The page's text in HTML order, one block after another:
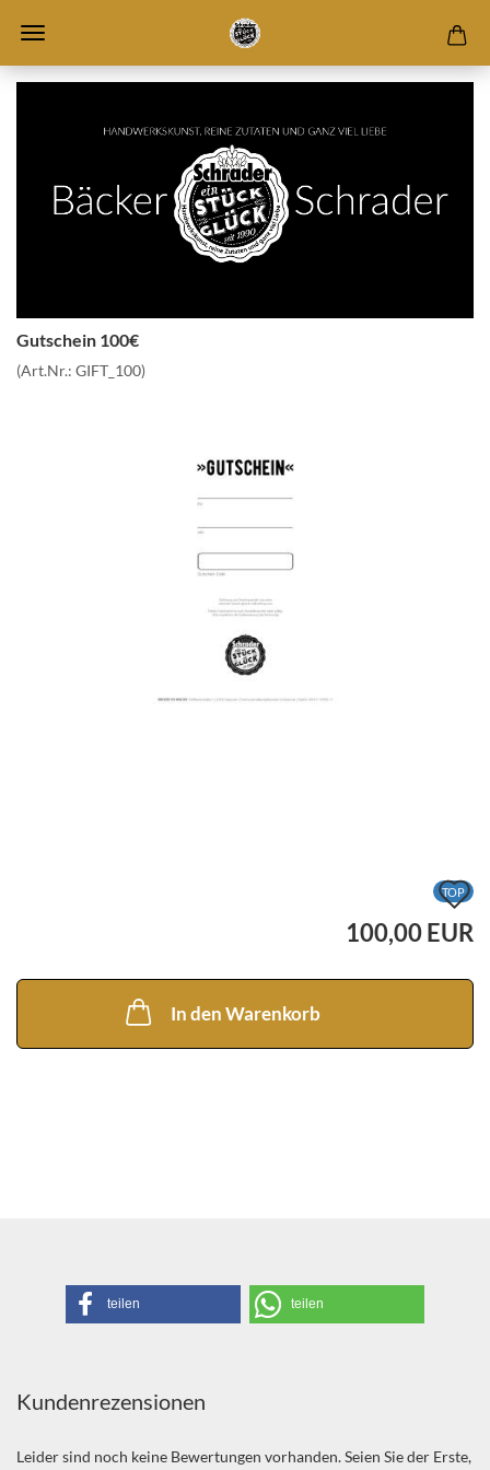
Gutschein 100€
(Art.Nr.: GIFT_100)
TOP
100,00 EUR
In den Warenkorb
teilen teilen
Kundenrezensionen
Leider sind noch keine Bewertungen vorhanden. Seien Sie der Erste,